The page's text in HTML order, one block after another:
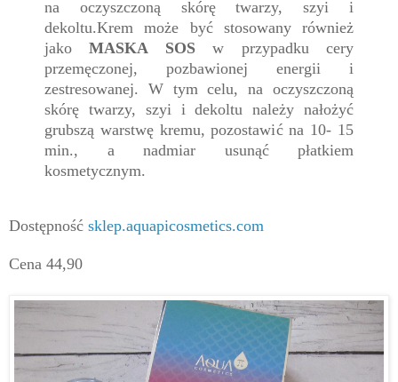
na oczyszczoną skórę twarzy, szyi i
dekoltu.Krem może być stosowany również
jakoMASKA SOSw przypadku cery
przemęczonej, pozbawionej energii i
zestresowanej. W tym celu, na oczyszczoną
skórę twarzy, szyi i dekoltu należy nałożyć
grubszą warstwę kremu, pozostawić na 10- 15
min., a nadmiar usunąć płatkiem
kosmetycznym.
Dostępność sklep.aquapicosmetics.com
Cena 44,90